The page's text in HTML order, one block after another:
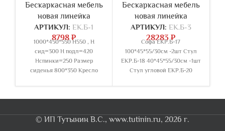
Бескаркасная мебель
новая линейка
АРТИКУЛ: ЕК.Б-1
8798₽
1000*450*550 Н550 , Н
сид=300 Н подл=420
Нспинки=250 Размер
сиденья 800*350 Кресло
Бескаркасная мебель
новая линейка
АРТИКУЛ: ЕК.Б-3
28283₽
Софа ЕКР.Б-17
100*45*55/30см -2шт Стул
ЕКР.Б-18 40*45*55/30см -1шт
Стул угловой ЕКР.Б-20
50х50х30-1шт
© ИП Тутынин В.С., www.tutinin.ru, 2026 г.